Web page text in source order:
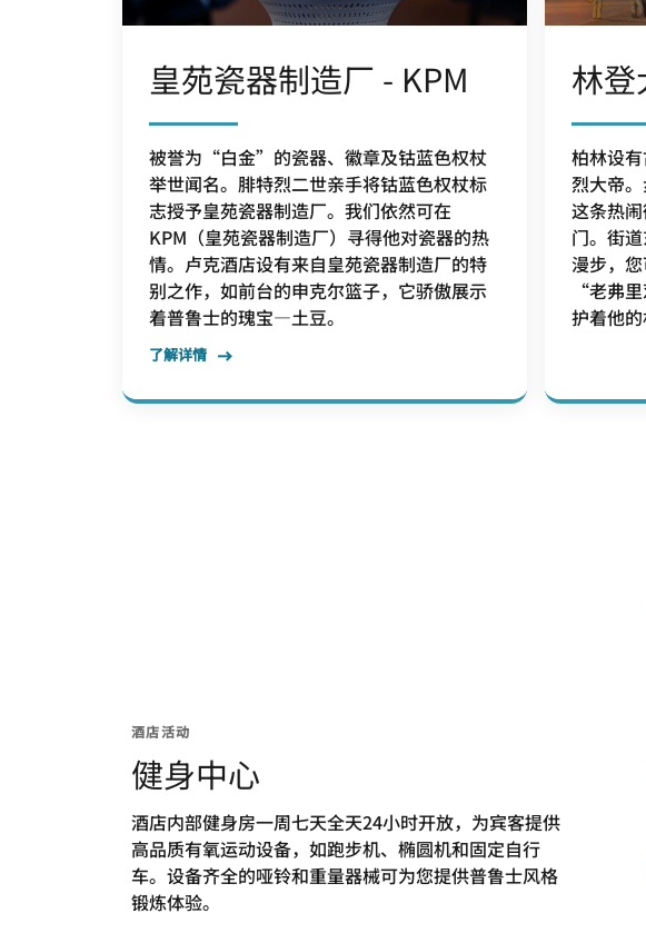
皇苑瓷器制造厂 - KPM
被誉为“白金”的瓷器、徽章及钴蓝色权杖
举世闻名。腓特烈二世亲手将钴蓝色权杖标
志授予皇苑瓷器制造厂。我们依然可在
KPM（皇苑瓷器制造厂）寻得他对瓷器的热
情。卢克酒店设有来自皇苑瓷器制造厂的特
别之作，如前台的申克尔篮子，它骄傲展示
着普鲁士的瑰宝—土豆。
了解详情
林登
柏林设
烈大帝
这条热
门。街
漫步，
“老弗
护着他的
酒店活动
健身中心
酒店内部健身房一周七天全天24小时开放，为宾客提供
高品质有氧运动设备，如跑步机、椭圆机和固定自行
车。设备齐全的哑铃和重量器械可为您提供普鲁士风格
锻炼体验。